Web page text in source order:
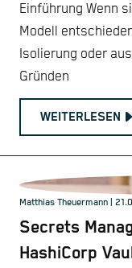
Einführung Wenn
Modell
Isolierung oder
Gründen
WEITERLESEN
Matthias Theuermann |
Secrets
HashiCorp